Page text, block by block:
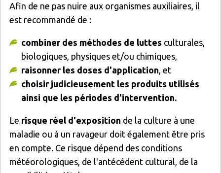
Afin de ne pas nuire aux organismes auxiliaires, il
est recommandé de :
combiner des méthodes de luttes culturales,
biologiques, physiques et/ou chimiques,
raisonner les doses d'application , et
choisir judicieusement les produits utilisés
ainsi que les périodes d'intervention.
Le risque réel d'exposition de la culture à une
maladie ou à un ravageur doit également être pris
en compte. Ce risque dépend des conditions
météorologiques, de l'antécédent cultural, de la